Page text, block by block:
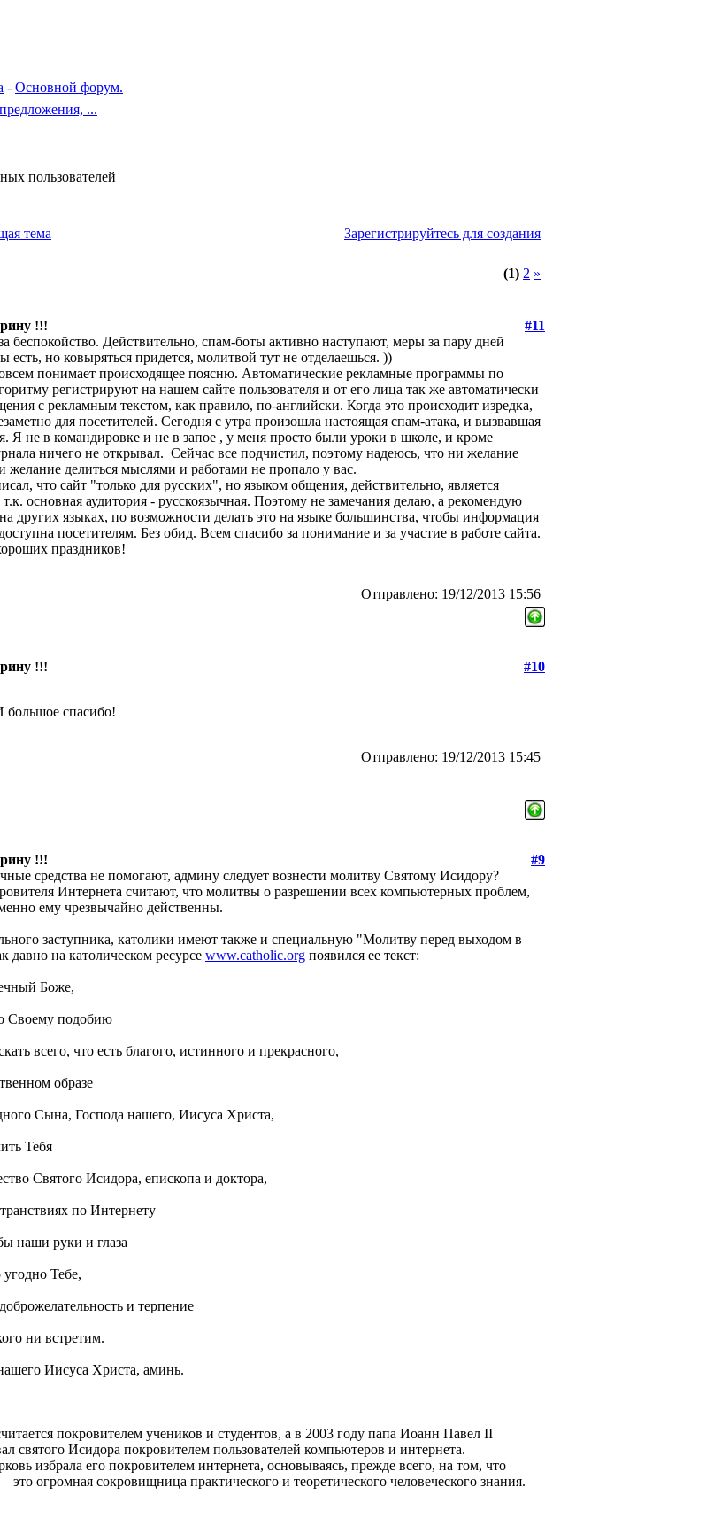
- Основной форум.
...
пользователей
тема Зарегистрируйтесь для создания
(1) 2 »
!!!
#11
беспокойство. Действительно, спам-боты активно наступают, меры за пару дней
есть, но ковыряться придется, молитвой тут не отделаешься. ))
понимает происходящее поясню. Автоматические рекламные программы по
регистрируют на нашем сайте пользователя и от его лица так же автоматически
с рекламным текстом, как правило, по-английски. Когда это происходит изредка,
для посетителей. Сегодня с утра произошла настоящая спам-атака, и вызвавшая
Я не в командировке и не в запое , у меня просто были уроки в школе, и кроме
ничего не открывал. Сейчас все подчистил, поэтому надеюсь, что ни желание
желание делиться мыслями и работами не пропало у вас.
что сайт "только для русских", но языком общения, действительно, является
основная аудитория - русскоязычная. Поэтому не замечания делаю, а рекомендую
других языках, по возможности делать это на языке большинства, чтобы информация
посетителям. Без обид. Всем спасибо за понимание и за участие в работе сайта.
праздников!
Отправлено: 19/12/2013 15:56
!!!
#10
спасибо!
Отправлено: 19/12/2013 15:45
!!!
#9
средства не помогают, админу следует вознести молитву Святому Исидору?
Интернета считают, что молитвы о разрешении всех компьютерных проблем,
ему чрезвычайно действенны.
заступника, католики имеют также и специальную "Молитву перед выходом в
давно на католическом ресурсе www.catholic.org появился ее текст:
Боже,
Своему подобию
всего, что есть благого, истинного и прекрасного,
образе
Сына, Господа нашего, Иисуса Христа,
Тебя
Святого Исидора, епископа и доктора,
по Интернету
наши руки и глаза
Тебе,
и терпение
ни встретим.
Иисуса Христа, аминь.
покровителем учеников и студентов, а в 2003 году папа Иоанн Павел II
святого Исидора покровителем пользователей компьютеров и интернета.
избрала его покровителем интернета, основываясь, прежде всего, на том, что
это огромная сокровищница практического и теоретического человеческого знания.